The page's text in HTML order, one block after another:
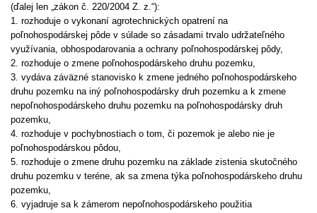
(ďalej len „zákon č. 220/2004 Z. z.“):
1. rozhoduje o vykonaní agrotechnických opatrení na
poľnohospodárskej pôde v súlade so zásadami trvalo udržateľného
využívania, obhospodarovania a ochrany poľnohospodárskej pôdy,
2. rozhoduje o zmene poľnohospodárskeho druhu pozemku,
3. vydáva záväzné stanovisko k zmene jedného poľnohospodárskeho
druhu pozemku na iný poľnohospodársky druh pozemku a k zmene
nepoľnohospodárskeho druhu pozemku na poľnohospodársky druh
pozemku,
4. rozhoduje v pochybnostiach o tom, či pozemok je alebo nie je
poľnohospodárskou pôdou,
5. rozhoduje o zmene druhu pozemku na základe zistenia skutočného
druhu pozemku v teréne, ak sa zmena týka poľnohospodárskeho druhu
pozemku,
6. vyjadruje sa k zámerom nepoľnohospodárskeho použitia